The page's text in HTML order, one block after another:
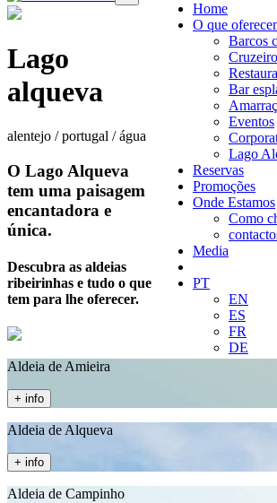
Home
O que
Barcos
Bar
Eventos
Lago
Reservas
Promoções
Onde Estamos
Como
Media
PT
EN
ES
FR
DE
Lago
alqueva
alentejo / portugal / água
O Lago Alqueva
tem uma paisagem
encantadora e
única.
Descubra as aldeias
ribeirinhas e tudo o que
tem para lhe oferecer.
Aldeia de Amieira
+ info
Aldeia de Alqueva
+ info
Aldeia de Campinho